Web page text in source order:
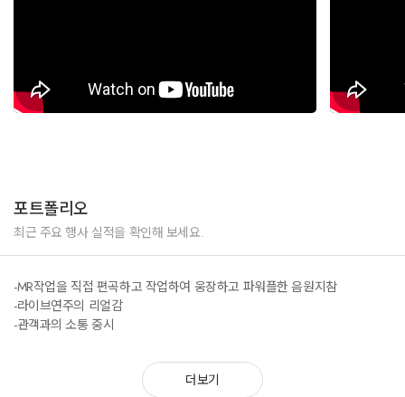
포트폴리오
최근 주요 행사 실적을 확인해 보세요.
-MR작업을 직접 편곡하고 작업하여 웅장하고 파워플한 음원지참
-라이브연주의 리얼감
-관객과의 소통 중시
더보기